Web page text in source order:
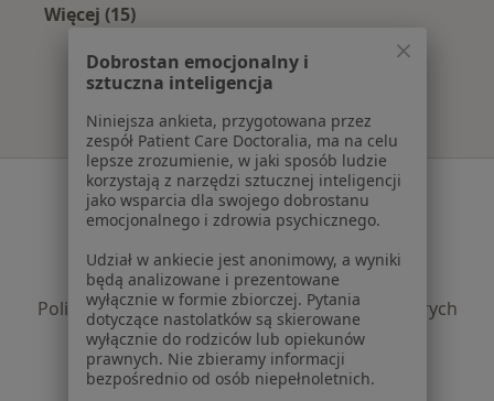
Więcej (15)
Więcej w kategorii: Najczęście leczone
Serwis
Regulamin
Polityka prywatności pacjentów
Polityka prywatności profesjonalistów
Polityka prywatności dla profesjonalistów, których
dane pozyskaliśmy samodzielnie
Polityka cookies
Jak działają wyniki wyszukiwania
Dobrostan emocjonalny i
sztuczna inteligencja
Niniejsza ankieta, przygotowana przez
zespół Patient Care Doctoralia, ma na celu
lepsze zrozumienie, w jaki sposób ludzie
korzystają z narzędzi sztucznej inteligencji
jako wsparcia dla swojego dobrostanu
emocjonalnego i zdrowia psychicznego.
Udział w ankiecie jest anonimowy, a wyniki
będą analizowane i prezentowane
wyłącznie w formie zbiorczej. Pytania
dotyczące nastolatków są skierowane
wyłącznie do rodziców lub opiekunów
prawnych. Nie zbieramy informacji
bezpośrednio od osób niepełnoletnich.